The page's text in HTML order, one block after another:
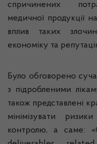
спричинених
медичної продукції
вплив таких
економіку та
Було обговорено
з підробленими
також представлені
мінімізувати
контролю, а саме: